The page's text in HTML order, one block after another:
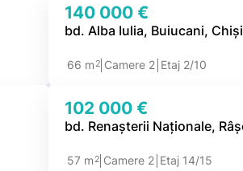
140 000 €
bd. Alba Iulia, Buiucani,
66 m 2 Camere 2 Etaj 2/10
102 000 €
bd. Renașterii Naționale,
57 m 2 Camere 2 Etaj 14/15